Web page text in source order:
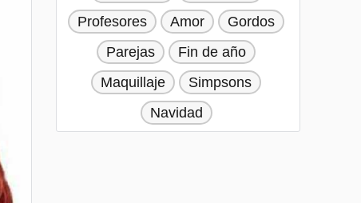
Profesores
Amor
Gordos
Parejas
Fin de año
Maquillaje
Simpsons
Navidad